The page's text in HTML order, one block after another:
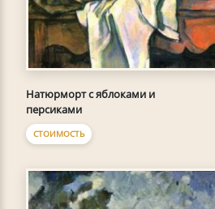
Натюрморт с яблоками и
персиками
СТОИМОСТЬ